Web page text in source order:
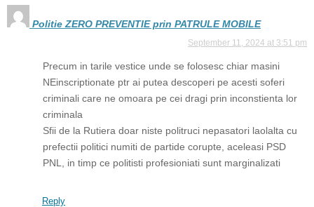
Politie ZERO PREVENTIE prin PATRULE MOBILE
September 11, 2024 at 3:51 pm
Precum in tarile vestice unde se folosesc chiar masini
NEinscriptionate ptr ai putea descoperi pe acesti soferi
criminali care ne omoara pe cei dragi prin inconstienta lor
criminala
Sfii de la Rutiera doar niste politruci nepasatori laolalta cu
prefectii politici numiti de partide corupte, aceleasi PSD
PNL, in timp ce politisti profesioniati sunt marginalizati
Reply